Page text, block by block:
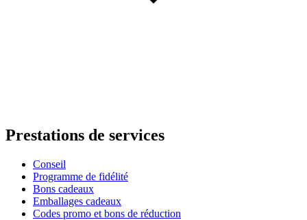
Prestations de services
Conseil
Programme de fidélité
Bons cadeaux
Emballages cadeaux
Codes promo et bons de réduction